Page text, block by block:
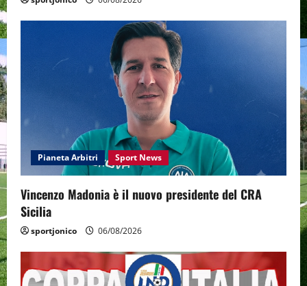
Pianeta Arbitri Sport News
Vincenzo Madonia è il nuovo presidente del CRA
Sicilia
sportjonico 06/08/2026